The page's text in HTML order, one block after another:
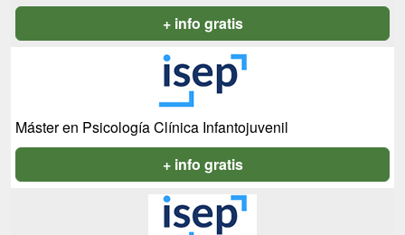
+ info gratis
Máster en Psicología Clínica Infantojuvenil
+ info gratis